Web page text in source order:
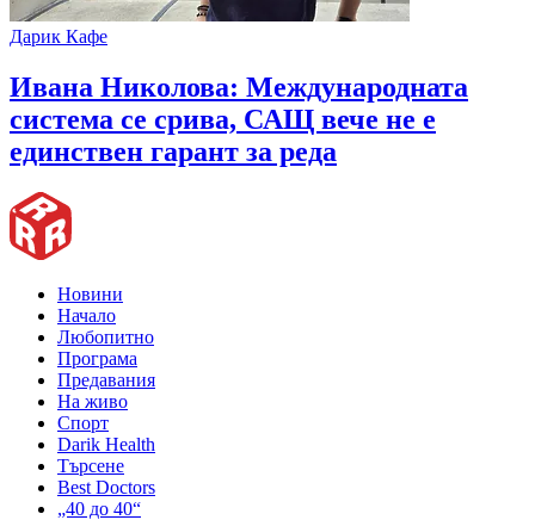
Дарик Кафе
Ивана Николова: Международната
система се срива, САЩ вече не е
единствен гарант за реда
Новини
Начало
Любопитно
Програма
Предавания
На живо
Спорт
Darik Health
Търсене
Best Doctors
„40 до 40“